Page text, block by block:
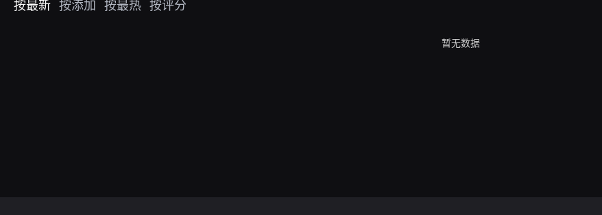
按最新 按添加 按最热 按评分
暂无数据